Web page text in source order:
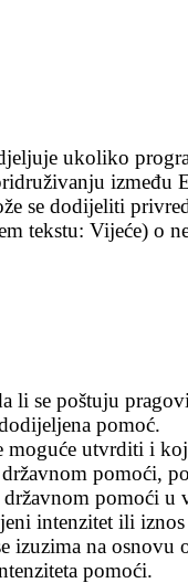
ukoliko
između
se dodijeliti
tekstu: Vijeće) o
li se poštuju
pomoć.
moguće utvrditi i
žavnom pomoći,
žavnom pomoći u
intenzitet ili
izuzima na
pomoći.